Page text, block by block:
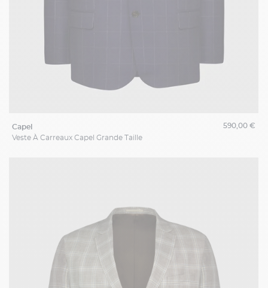
capel
Veste À Carreaux Capel Grande Taille
590,00 €